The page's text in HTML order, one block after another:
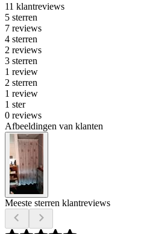
11 klantreviews
5 sterren
7 reviews
4 sterren
2 reviews
3 sterren
1 review
2 sterren
1 review
1 ster
0 reviews
Afbeeldingen van klanten
Meeste sterren klantreviews